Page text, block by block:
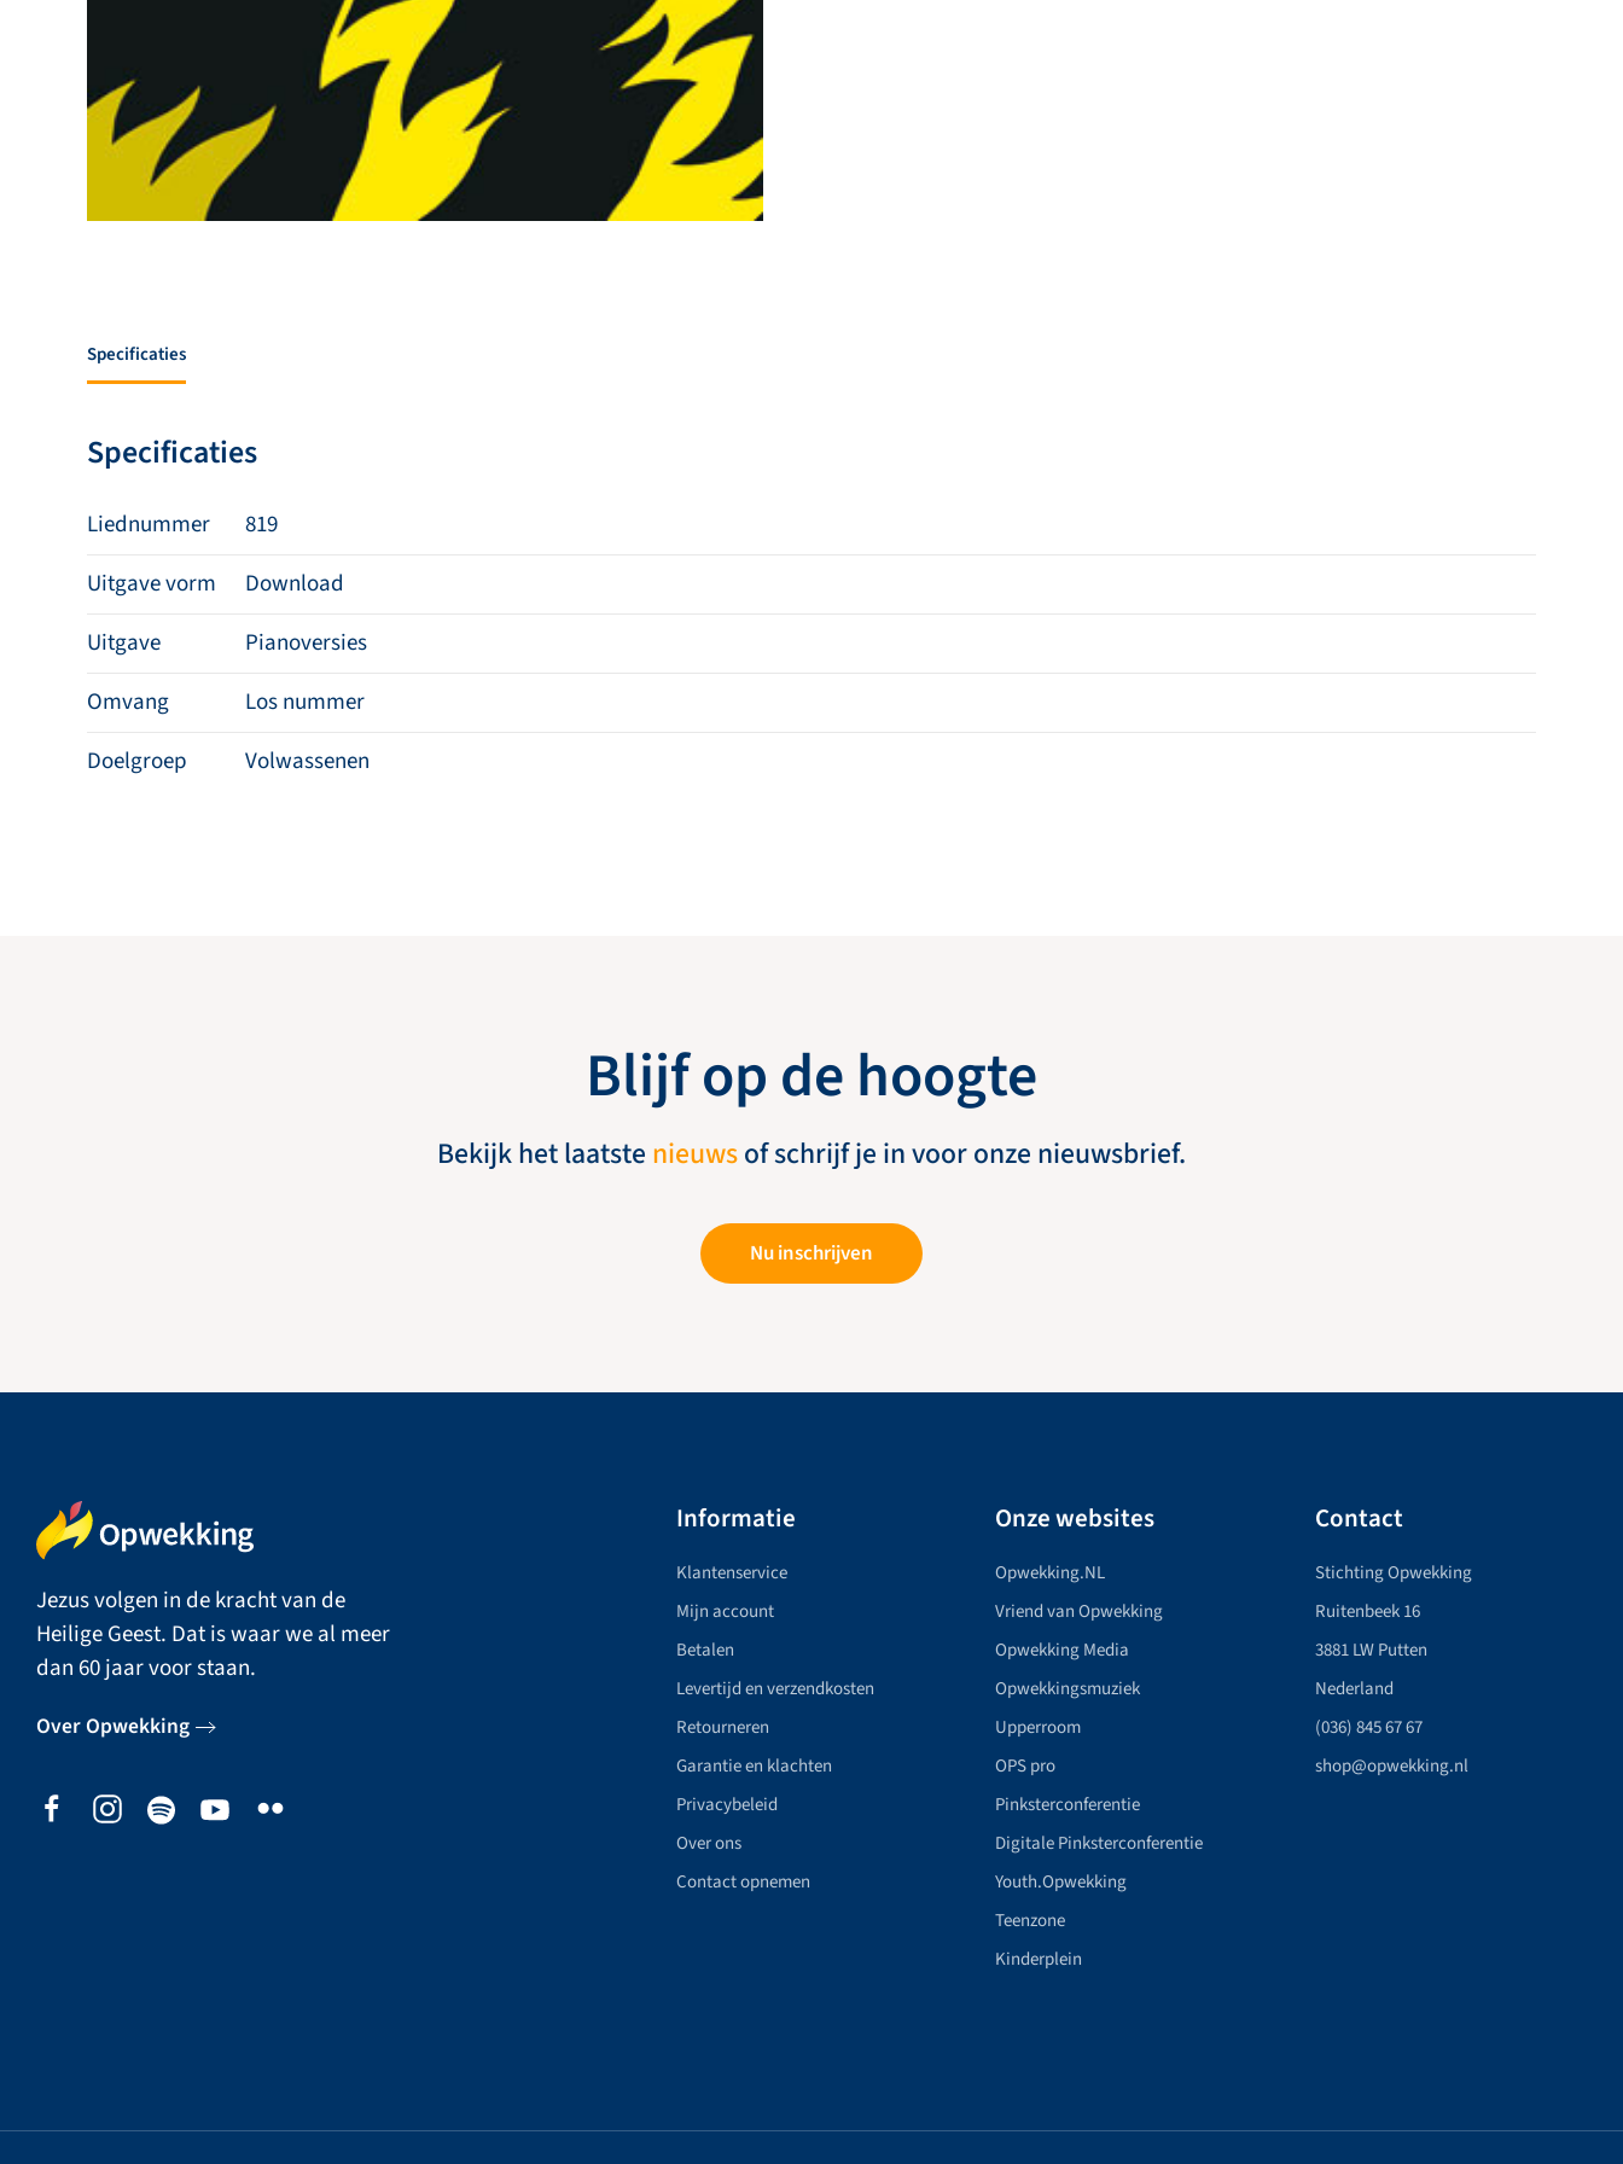
Specificaties
Specificaties
Liednummer
819
Uitgave vorm
Download
Uitgave
Pianoversies
Omvang
Los nummer
Doelgroep
Volwassenen
Blijf op de hoogte
Bekijk het laatste nieuwsof schrijf je in voor onze nieuwsbrief.
Nu inschrijven
Jezus volgen in de kracht van de
Heilige Geest. Dat is waar we al meer
dan 60 jaar voor staan.
Over Opwekking
Informatie
Klantenservice
Mijn account
Betalen
Levertijd en verzendkosten
Retourneren
Garantie en klachten
Privacybeleid
Over ons
Contact opnemen
Onze websites
Opwekking.NL
Vriend van Opwekking
Opwekking Media
Opwekkingsmuziek
Upperroom
OPS pro
Pinksterconferentie
Digitale Pinksterconferentie
Youth.Opwekking
Teenzone
Kinderplein
Contact
Stichting Opwekking
Ruitenbeek 16
3881 LW Putten
Nederland
(036) 845 67 67
shop@opwekking.nl